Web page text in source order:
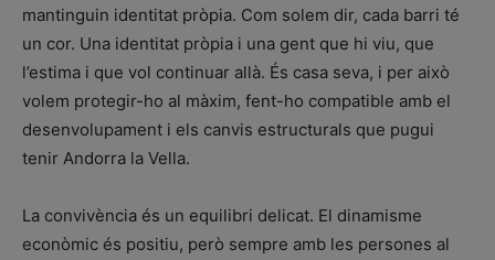
mantinguin identitat pròpia. Com solem dir, cada barri té
un cor. Una identitat pròpia i una gent que hi viu, que
l’estima i que vol continuar allà. És casa seva, i per això
volem protegir-ho al màxim, fent-ho compatible amb el
desenvolupament i els canvis estructurals que pugui
tenir Andorra la Vella.
La convivència és un equilibri delicat. El dinamisme
econòmic és positiu, però sempre amb les persones al